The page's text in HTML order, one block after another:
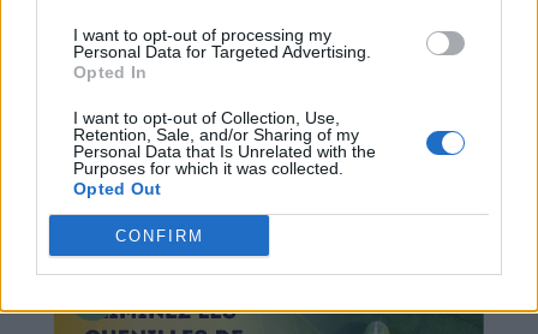
I want to opt-out of processing my
Personal Data for Targeted Advertising.
Opted In
I want to opt-out of Collection, Use,
Retention, Sale, and/or Sharing of my
Personal Data that Is Unrelated with the
Purposes for which it was collected.
Opted Out
CONFIRM
×
Play Video